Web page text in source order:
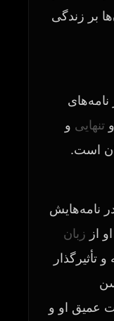
بر زندگی
تنهایی و
است.
نامه‌هایش
از زبان
تأثیرگذار
عمیق او و